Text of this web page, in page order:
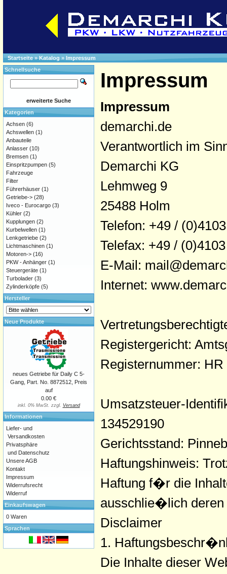
Startseite»Katalog » Impressum
Impressum
Impressum
demarchi.de
Verantwortlich im
Demarchi KG
Lehmweg 9
25488 Holm
Telefon: +49 /
Telefax: +49 /
E-Mail:
Internet:
Registergericht:
Registernummer: HR
Umsatzsteuer-
134529190
Gerichtsstand:
Haftungshinweis:
Haftung f�r die
ausschlie�lich deren
Disclaimer
1.
Die Inhalte dieser
Schnellsuche
erweiterte Suche
Kategorien
Achsen (6)
Achswellen (1)
Anbauteile
Anlasser (10)
Bremsen (1)
Einspritzpumpen (5)
Fahrzeuge
Filter
Führerhäuser (1)
Getriebe-> (28)
Iveco - Eurocargo (3)
Kühler (2)
Kupplungen (2)
Kurbelwellen (1)
Lenkgetriebe (2)
Lichtmaschinen (1)
Motoren-> (16)
PKW - Anhänger (1)
Steuergeräte (1)
Turbolader (3)
Zylinderköpfe (5)
Hersteller
Neue Produkte
neues Getriebe für Daily C 5-
Gang, Part. No. 8872512, Preis
auf
0.00 €
inkl. 0% MwSt. zzgl. Versand
Informationen
Liefer- und
Versandkosten
Privatsphäre
und Datenschutz
Unsere AGB
Kontakt
Impressum
Widerrufsrecht
Widerruf
Einkaufswagen
0 Waren
Sprachen